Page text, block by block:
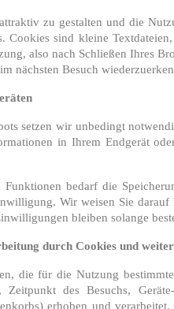
zu gestalten und die
Cookies sind kleine
also nach Schließen Ihres
nächsten Besuch
setzen wir unbedingt
in Ihrem Endgerät
bedarf die
Wir weisen Sie
bleiben solange
durch Cookies und
die für die Nutzung
Zeitpunkt des Besuchs,
erhoben und